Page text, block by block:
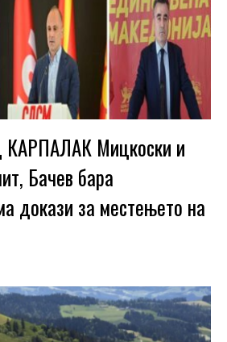
Мицкоски и
Бачев бара
докази за местењето на